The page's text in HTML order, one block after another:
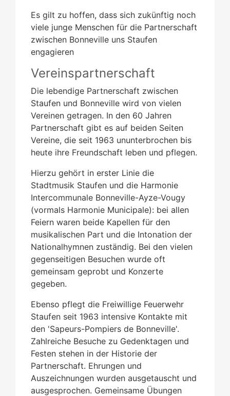
Es gilt zu hoffen, dass sich zukünftig noch
viele junge Menschen für die Partnerschaft
zwischen Bonneville uns Staufen
engagieren
Vereinspartnerschaft
Die lebendige Partnerschaft zwischen
Staufen und Bonneville wird von vielen
Vereinen getragen. In den 60 Jahren
Partnerschaft gibt es auf beiden Seiten
Vereine, die seit 1963 ununterbrochen bis
heute ihre Freundschaft leben und pflegen.
Hierzu gehört in erster Linie die
Stadtmusik Staufen und die Harmonie
Intercommunale Bonneville-Ayze-Vougy
(vormals Harmonie Municipale): bei allen
Feiern waren beide Kapellen für den
musikalischen Part und die Intonation der
Nationalhymnen zuständig. Bei den vielen
gegenseitigen Besuchen wurde oft
gemeinsam geprobt und Konzerte
gegeben.
Ebenso pflegt die Freiwillige Feuerwehr
Staufen seit 1963 intensive Kontakte mit
den 'Sapeurs-Pompiers de Bonneville'.
Zahlreiche Besuche zu Gedenktagen und
Festen stehen in der Historie der
Partnerschaft. Ehrungen und
Auszeichnungen wurden ausgetauscht und
ausgesprochen. Gemeinsame Übungen